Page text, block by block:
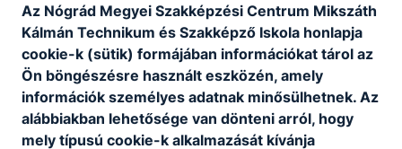
elvégzi az üzemeltetéssel kapcsolatos
teendőket;
ﬁgyelemmel kíséri az árukészletet, részt
vesz az áru szakszerű minőségi és
mennyiségi átvételében, tárolásában és
dokumentálásában;
ismerteti a választékot, ételeket ajánl az
Az Nógrád Megyei Szakképzési Centrum Mikszáth
Kálmán Technikum és Szakképző Iskola honlapja
cookie-k (sütik) formájában információkat tárol az
Ön böngészésre használt eszközén, amely
információk személyes adatnak minősülhetnek. Az
alábbiakban lehetősége van dönteni arról, hogy
mely típusú cookie-k alkalmazását kívánja